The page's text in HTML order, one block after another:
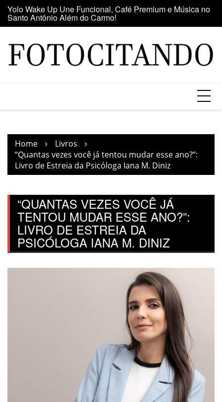
Skip
content
Maior clube de vinil da América Latina participa da Feira
do Vinil no Shopping Center Lapa
Home
Livros
“Quantas vezes você já tentou mudar esse ano?”:
Livro de Estreia da Psicóloga Iana M. Diniz
“QUANTAS VEZES VOCÊ JÁ
TENTOU MUDAR ESSE ANO?”:
LIVRO DE ESTREIA DA
PSICÓLOGA IANA M. DINIZ